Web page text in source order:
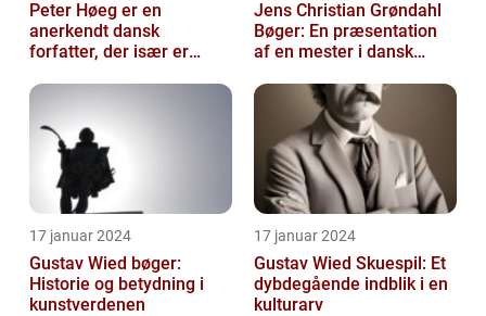
Peter Høeg er en
anerkendt dansk
forfatter, der især er
spændende og
Jens Christian Grøndahl
Bøger: En præsentation
af en mester i dansk
17 januar 2024
Gustav Wied bøger:
Historie og betydning i
kunstverdenen
17 januar 2024
Gustav Wied Skuespil: Et
dybdegående indblik i en
kulturarv